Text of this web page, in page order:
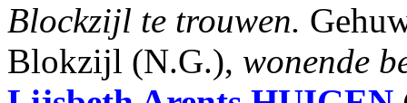
Blockzijl te trouwen.
Blokzijl (N.G.), wonende